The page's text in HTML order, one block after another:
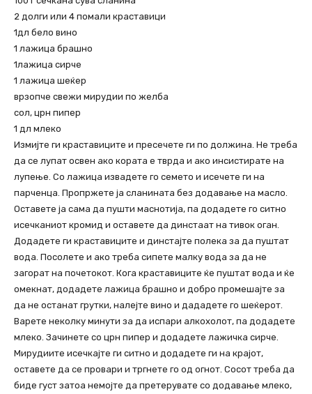
2 долги или 4 помали краставици
1дл бело вино
1 лажица брашно
1лажица сирче
1 лажица шеќер
врзопче свежи мирудии по желба
сол, црн пипер
1 дл млеко
Измијте ги краставиците и пресечете ги по должина. Не треба
да се лупат освен ако кората е тврда и ако инсистирате на
лупење. Со лажица извадете го семето и исечете ги на
парченца. Пропржете ја сланината без додавање на масло.
Оставете ја сама да пушти маснотија, па додадете го ситно
исечканиот кромид и оставете да динстаат на тивок оган.
Додадете ги краставиците и динстајте полека за да пуштат
вода. Посолете и ако треба сипете малку вода за да не
загорат на почетокот. Кога краставиците ќе пуштат вода и ќе
омекнат, додадете лажица брашно и добро промешајте за
да не останат грутки, налејте вино и дададете го шеќерот.
Варете неколку минути за да испари алкохолот, па додадете
млеко. Зачинете со црн пипер и додадете лажичка сирче.
Мирудиите исечкајте ги ситно и додадете ги на крајот,
оставете да се провари и тргнете го од огнот. Сосот треба да
биде густ затоа немојте да претерувате со додавање млеко,